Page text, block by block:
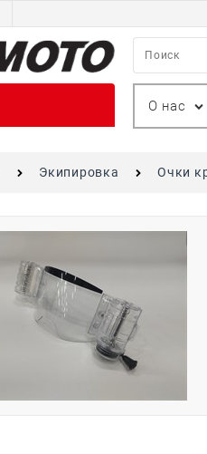
О нас
Экипировка Очки